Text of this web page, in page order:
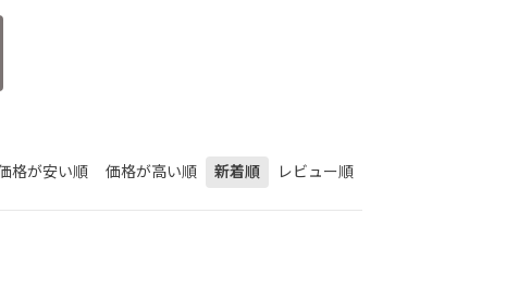
格が安い順 価格が高い順 新着順 レビュー順